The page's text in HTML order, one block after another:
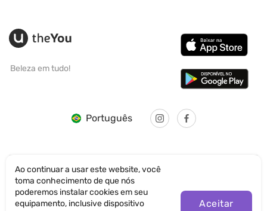
Beleza em tudo!
Português
© SANTICUM INTERNATIONAL LTD
Política de Privacidade
Ao continuar a usar este website, você
toma conhecimento de que nós
poderemos instalar cookies em seu
equipamento, inclusive dispositivo
Aceitar